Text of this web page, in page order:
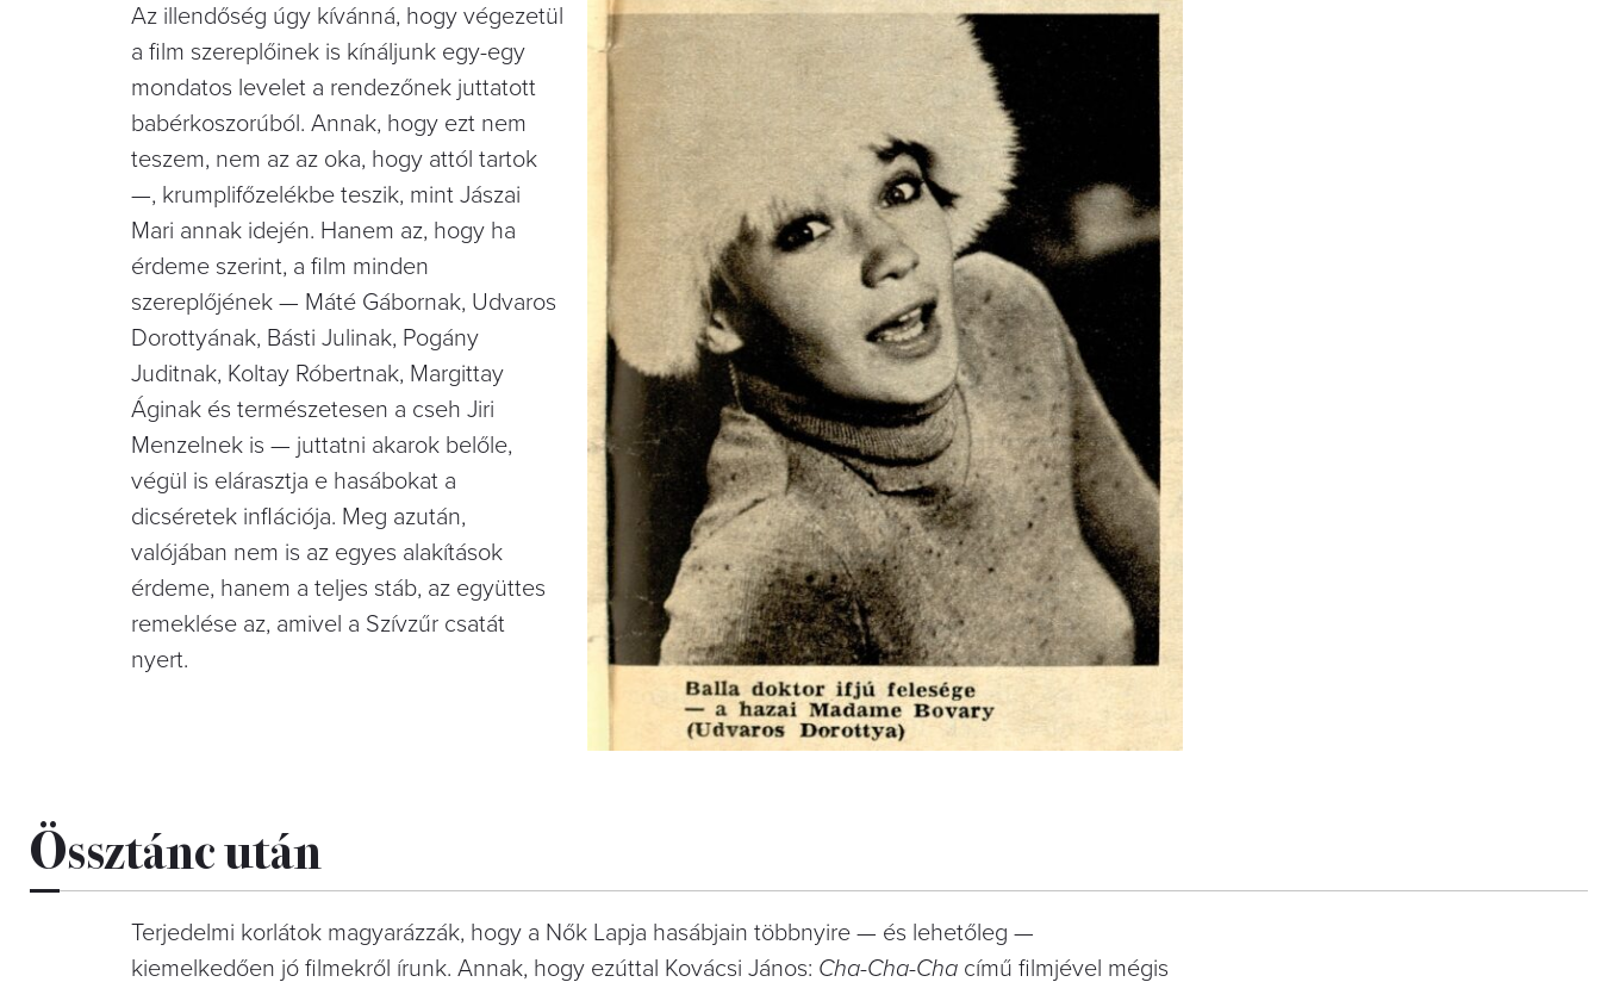
Az illendőség úgy kívánná, hogy végezetül
a film szereplőinek is kínáljunk egy-egy
mondatos levelet a rendezőnek juttatott
babérkoszorúból. Annak, hogy ezt nem
teszem, nem az az oka, hogy attól tartok
—, krumplifőzelékbe teszik, mint Jászai
Mari annak idején. Hanem az, hogy ha
érdeme szerint, a film minden
szereplőjének — Máté Gábornak, Udvaros
Dorottyának, Básti Julinak, Pogány
Juditnak, Koltay Róbertnak, Margittay
Áginak és természetesen a cseh Jiri
Menzelnek is — juttatni akarok belőle,
végül is elárasztja e hasábokat a
dicséretek inflációja. Meg azután,
valójában nem is az egyes alakítások
érdeme, hanem a teljes stáb, az együttes
remeklése az, amivel a Szívzűr csatát
nyert.
Össztánc után
Terjedelmi korlátok magyarázzák, hogy a Nők Lapja hasábjain többnyire — és lehetőleg —
kiemelkedően jó filmekről írunk. Annak, hogy ezúttal Kovácsi János: Cha-Cha-Cha című filmjével mégis